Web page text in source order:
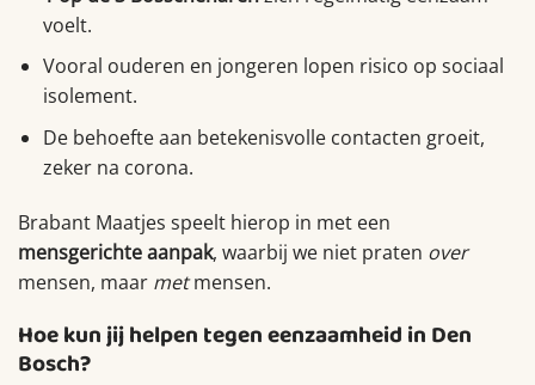
voelt.
Vooral ouderen en jongeren lopen risico op sociaal
isolement.
De behoefte aan betekenisvolle contacten groeit,
zeker na corona.
Brabant Maatjes speelt hierop in met een
mensgerichte aanpak, waarbij we niet praten over
mensen, maar metmensen.
Hoe kun jij helpen tegen eenzaamheid in Den
Bosch?